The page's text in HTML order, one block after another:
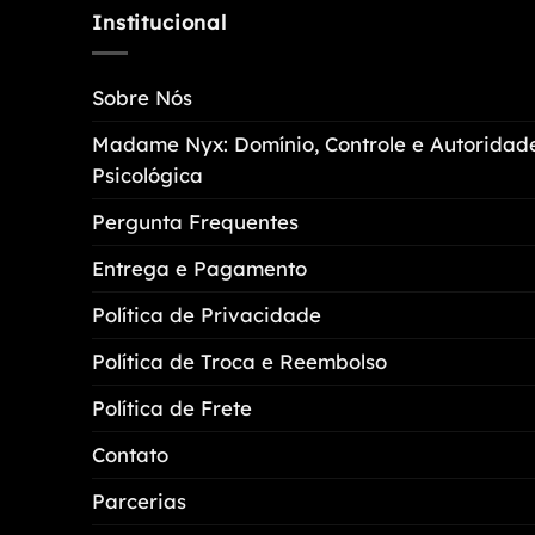
variantes.
podem
escolhidas
na
página
produto
Institucional
Sobre Nós
Madame Nyx: Domínio, Controle e
Psicológica
Pergunta Frequentes
Entrega e Pagamento
Política de Privacidade
Política de Troca e Reembolso
Política de Frete
Contato
Parcerias